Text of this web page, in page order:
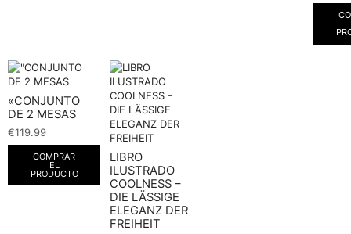
«CONJUNTO
DE 2 MESAS
€119.99
COMPRAR
EL
PRODUCTO
LIBRO
ILUSTRADO
COOLNESS –
DIE LÄSSIGE
ELEGANZ DER
FREIHEIT